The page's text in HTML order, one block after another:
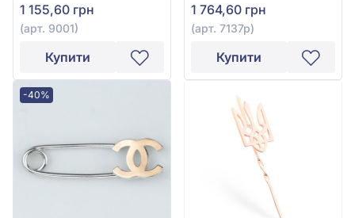
1 155,60 грн
(арт. 9001)
Купити
1 764,60 грн
(арт. 7137р)
Купити
-40%